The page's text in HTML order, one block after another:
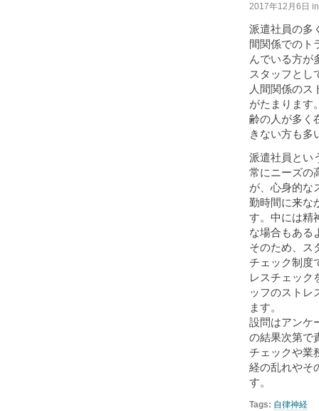
2017年12月6日
派遣社員の多
間関係でのト
んでいる方が
スタッフとし
人間関係のス
がたまります
齢の人が多く
きない方も多
派遣社員とい
常にニーズの
が、心身的な
勤時間に来な
す。中には精
な場合もある
そのため、ス
チェック制度
レスチェック
ッフのストレ
ます。
設問はアンケ
の結果次第で
チェックや業
経の乱れやそ
す。
Tags: 自律神経